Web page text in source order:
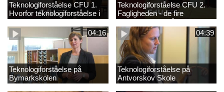
Teknologiforståelse CFU 1.
Hvorfor teknologiforståelse i
folkeskolen?
Teknologiforståelse CFU 2.
Fagligheden - de fire
kompetenceområder
04:16
Teknologiforståelse på
Bymarkskolen
04:39
Teknologiforståelse på
Antvorskov Skole